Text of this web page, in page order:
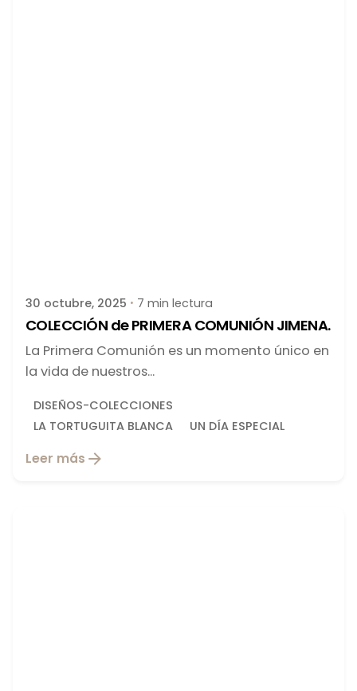
30 octubre, 2025 7 min lectura
COLECCIÓN de PRIMERA COMUNIÓN JIMENA.
La Primera Comunión es un momento único en
la vida de nuestros...
DISEÑOS-COLECCIONES
LA TORTUGUITA BLANCA
UN DÍA ESPECIAL
Leer más